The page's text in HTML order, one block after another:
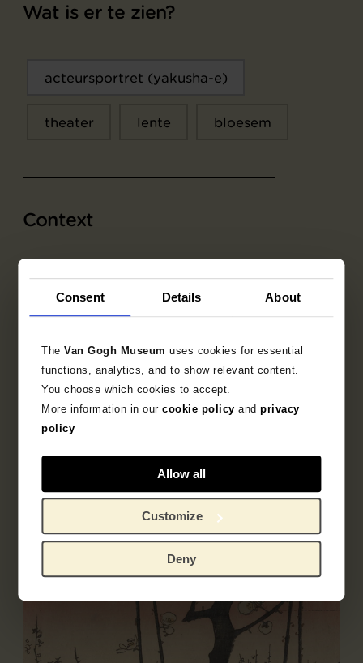
Consent Details About
TheVan Gogh Museumuses cookies for essential
functions, analytics, and to show relevant content.
You choose which cookies to accept.
More information in ourcookie policy andprivacy
policy
Allow all
Customize
Deny
Wat is er te zien?
acteursportret (yakusha-e)
theater lente bloesem
Context
Utagawa Toyokuni
Uitgever
Moriya Jihei
Objectgegevens
Opschriften / merken
Literatuur